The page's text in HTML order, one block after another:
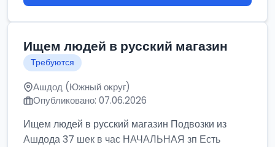
Ищем людей в русский магазин
Требуются
Ашдод (Южный округ)
Опубликовано: 07.06.2026
Ищем людей в русский магазин Подвозки из
Ашдода 37 шек в час НАЧАЛЬНАЯ зп Есть